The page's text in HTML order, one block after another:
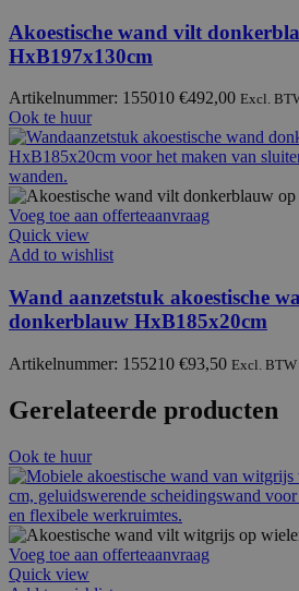
Akoestische wand vilt
HxB197x130cm
Artikelnummer: 155010 €492,00 Excl.
Ook te huur
Voeg toe aan offerteaanvraag
Quick view
Add to wishlist
Wand aanzetstuk akoestische
donkerblauw HxB185x20cm
Artikelnummer: 155210 €93,50 Excl. BTW
Gerelateerde producten
Ook te huur
Voeg toe aan offerteaanvraag
Quick view